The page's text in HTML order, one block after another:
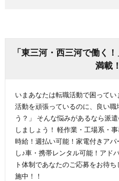
「東三河・西三河で働く
満載！
いまあなたは転職活動で困って
活動を頑張っているのに、良い職
う？」 そんな悩みがあるなら派
しましょう！ 軽作業・工場系・
時給！週払い可能！家電付きア
し♪車・携帯レンタル可能！アド
ト体制であなたのご応募をお待
施中！！